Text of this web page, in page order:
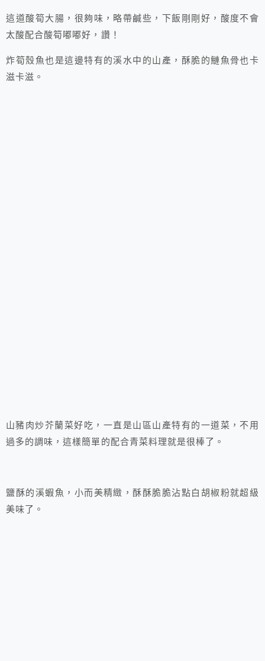
這道酸筍大腸，很夠味，略帶鹹些，下飯剛剛好，酸度不會
太酸配合酸筍嘟嘟好，讚！
炸筍殼魚也是這邊特有的溪水中的山產，酥脆的鰱魚骨也卡
滋卡滋。
山豬肉炒芥蘭菜好吃，一直是山區山產特有的一道菜，不用
過多的調味，這樣簡單的配合青菜料理就是很棒了。
鹽酥的溪蝦魚，小而美精緻，酥酥脆脆沾點白胡椒粉就超級
美味了。